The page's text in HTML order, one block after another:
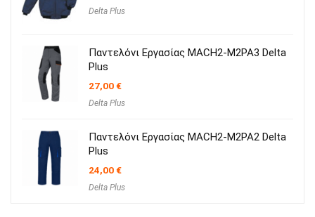
Delta Plus
Παντελόνι Εργασίας MACH2-M2PA3 Delta
Plus
27,00€
Delta Plus
Παντελόνι Εργασίας MACH2-M2PA2 Delta
Plus
24,00€
Delta Plus